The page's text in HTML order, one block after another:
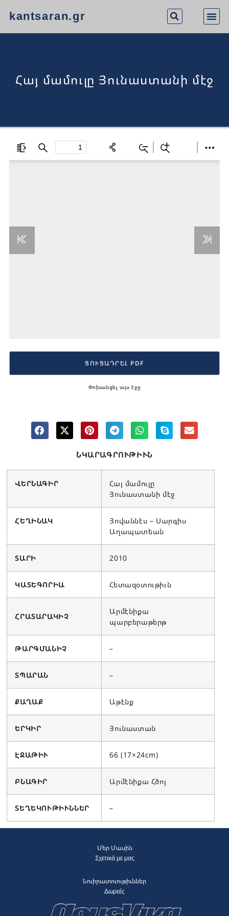
kantsaran.gr
Հայ մամուլը Յունաստանի մէջ
ՆԿԱՐԱԳՐՈՒԹԻՒՆ
ՎԵՐՆԱԳԻՐ
Հայ մամուլը
Յունաստանի մէջ
ՀԵՂԻՆԱԿ
Յովաննէս – Սարգիս
Աղապատեան
ՏԱՐԻ 2010
ԿԱՏԵԳՈՐԻԱ Հետազօտութիւն
ՀՐԱՏԱՐԱԿԻՉ
Արմէնիքա
պարբերաթերթ
ԹԱՐԳՄԱՆԻՉ –
ՏՊԱՐԱՆ –
ՔԱՂԱՔ Աթէնք
ԵՐԿԻՐ Յունաստան
ԷՋԱԹԻՒ 66 (17×24cm)
ԲՆԱԳԻՐ Արմէնիքա Հծոյ
ՏԵՂԵԿՈՒԹԻՒՆՆԵՐ –
Փոխանցել այս էջը
ՑՈՒՑԱԴՐԵԼ PDF
Մեր Մասին
Σχετικά με μας
Նուիրատուութիւններ
Δωρεές